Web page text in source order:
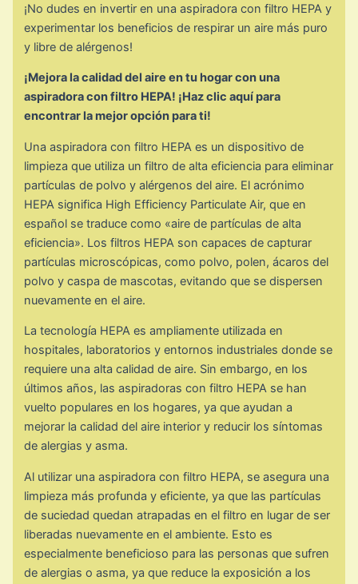
¡No dudes en invertir en una aspiradora con filtro HEPA y
experimentar los beneficios de respirar un aire más puro
y libre de alérgenos!
¡Mejora la calidad del aire en tu hogar con una
aspiradora con filtro HEPA! ¡Haz clic aquí para
encontrar la mejor opción para ti!
Una aspiradora con filtro HEPA es un dispositivo de
limpieza que utiliza un filtro de alta eficiencia para eliminar
partículas de polvo y alérgenos del aire. El acrónimo
HEPA significa High Efficiency Particulate Air, que en
español se traduce como «aire de partículas de alta
eficiencia». Los filtros HEPA son capaces de capturar
partículas microscópicas, como polvo, polen, ácaros del
polvo y caspa de mascotas, evitando que se dispersen
nuevamente en el aire.
La tecnología HEPA es ampliamente utilizada en
hospitales, laboratorios y entornos industriales donde se
requiere una alta calidad de aire. Sin embargo, en los
últimos años, las aspiradoras con filtro HEPA se han
vuelto populares en los hogares, ya que ayudan a
mejorar la calidad del aire interior y reducir los síntomas
de alergias y asma.
Al utilizar una aspiradora con filtro HEPA, se asegura una
limpieza más profunda y eficiente, ya que las partículas
de suciedad quedan atrapadas en el filtro en lugar de ser
liberadas nuevamente en el ambiente. Esto es
especialmente beneficioso para las personas que sufren
de alergias o asma, ya que reduce la exposición a los